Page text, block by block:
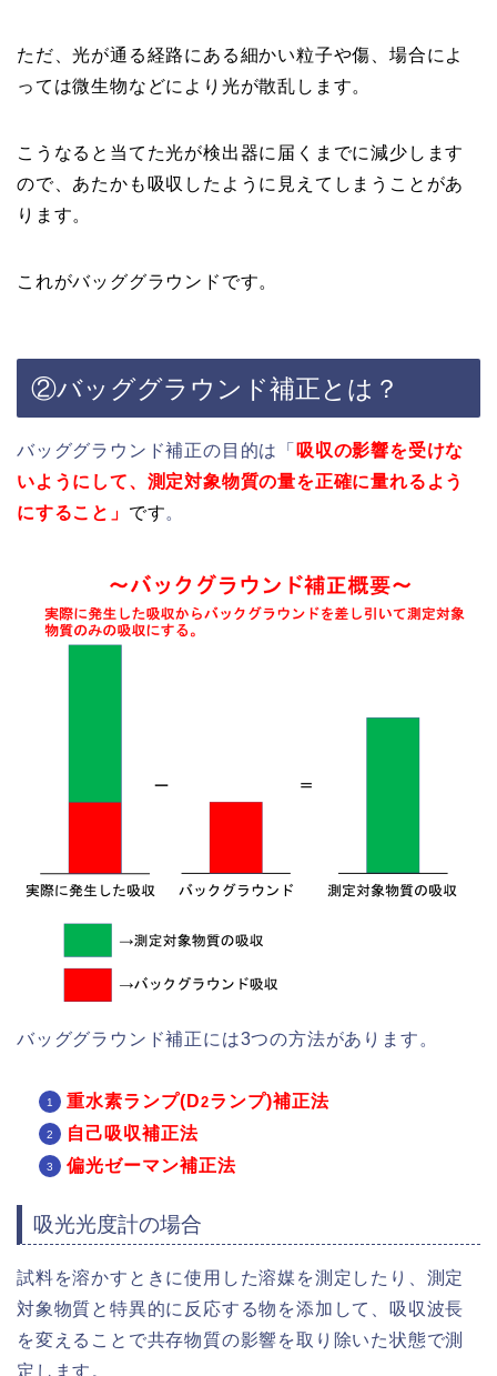
ただ、光が通る経路にある細かい粒子や傷、場合によ
っては微生物などにより光が散乱します。
こうなると当てた光が検出器に届くまでに減少します
ので、あたかも吸収したように見えてしまうことがあ
ります。
これがバッググラウンドです。
②バッググラウンド補正とは？
バッググラウンド補正の目的は「 吸収の影響を受けな
いようにして、測定対象物質の量を正確に量れるよう
にすること」 です。
バッググラウンド補正には3つの方法があります。
重水素ランプ(D2ランプ)補正法
自己吸収補正法
偏光ゼーマン補正法
吸光光度計の場合
試料を溶かすときに使用した溶媒を測定したり、測定
対象物質と特異的に反応する物を添加して、吸収波長
を変えることで共存物質の影響を取り除いた状態で測
定します。